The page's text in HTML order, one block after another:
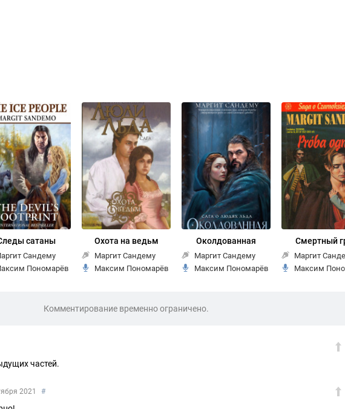
сатаны
Сандему
Пономарёв
Охота на ведьм
Маргит Сандему
Максим Пономарёв
Околдованная
Маргит Сандему
Максим Пономарёв
Смертный
Маргит
Максим
Комментирование временно ограничено.
частей.
2021 #